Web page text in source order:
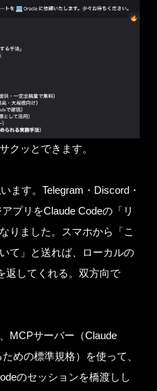
クッとできます。
ます。Telegram・Discord・
プリをClaude Codeの「リ
りました。スマホから「こ
て」と送れば、ローカルの
返してくれる。双方向で
MCPサーバー（Claude
めの標準規格）を使って、
のセッションを橋渡しし